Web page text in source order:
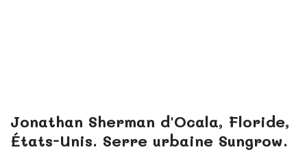
Jonathan Sherman d'Ocala, Floride,
États-Unis. Serre urbaine Sungrow.